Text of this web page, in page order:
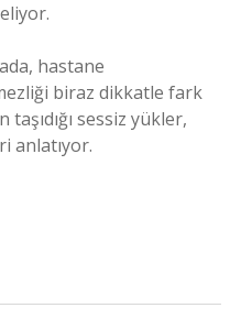
hastane
biraz dikkatle fark
sessiz yükler,
anlatıyor.